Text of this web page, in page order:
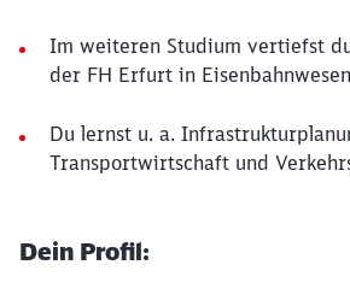
Im weiteren Studium vertiefst
der FH Erfurt in
Du lernst u. a.
Transportwirtschaft und
Dein Profil: